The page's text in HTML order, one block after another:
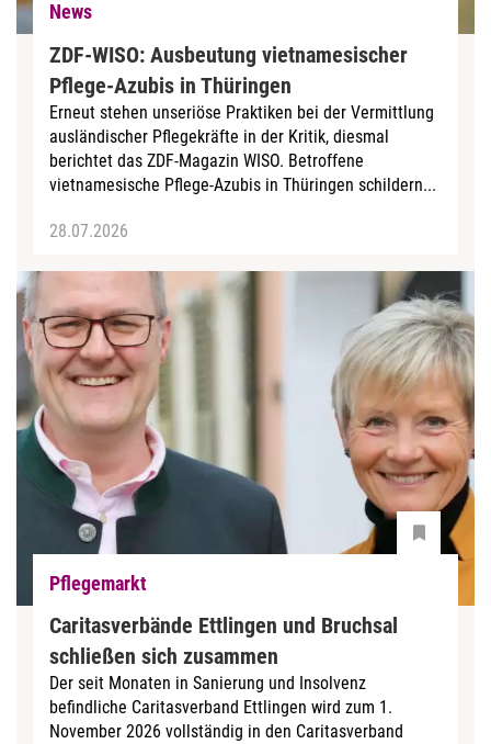
News
ZDF-WISO: Ausbeutung vietnamesischer
Pflege-Azubis in Thüringen
Erneut stehen unseriöse Praktiken bei der Vermittlung
ausländischer Pflegekräfte in der Kritik, diesmal
berichtet das ZDF-Magazin WISO. Betroffene
vietnamesische Pflege-Azubis in Thüringen schildern...
28.07.2026
Pflegemarkt
Caritasverbände Ettlingen und Bruchsal
schließen sich zusammen
Der seit Monaten in Sanierung und Insolvenz
befindliche Caritasverband Ettlingen wird zum 1.
November 2026 vollständig in den Caritasverband